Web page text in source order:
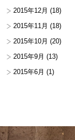
2015年12月 (18)
2015年11月 (18)
2015年10月 (20)
2015年9月 (13)
2015年6月 (1)